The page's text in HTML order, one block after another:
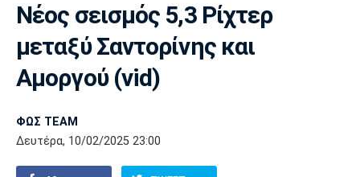
ΒΟΛΕΪ ΠΟΛΟ ΣΠΟΡ
AUTO-MOTO PLUS
Super League 1
Super League 2
Γ Εθνική
Ελλάδα
Μπάσκετ
Ελλάδα
Εθνική
EuroLeague
Ολυμπιακοί Αγώνες
Βόλεϊ
Πόλο
Ολυμπιακός ΑΕΚ ΠΑΟΚ
Παναθηναϊκός Ατρόμητος
Νέος σεισμός 5,3 Ρίχτερ
μεταξύ Σαντορίνης και
Αμοργού (vid)
ΦΩΣ TEAM
Δευτέρα, 10/02/2025 23:00